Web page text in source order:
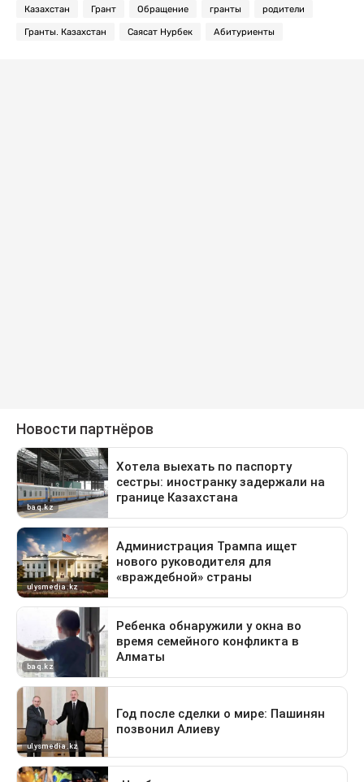
Казахстан Грант Обращение гранты родители
Гранты. Казахстан Саясат Нурбек Абитуриенты